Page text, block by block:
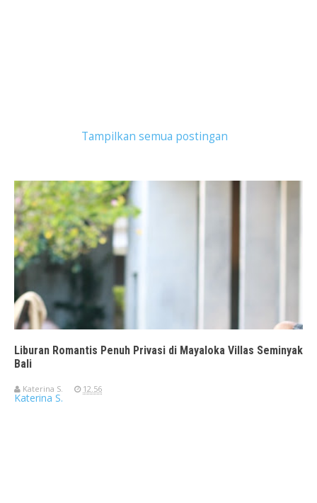
Tampilkan semua postingan
Liburan Romantis Penuh Privasi di Mayaloka Villas Seminyak
Bali
Katerina S. 12.56
Katerina S.